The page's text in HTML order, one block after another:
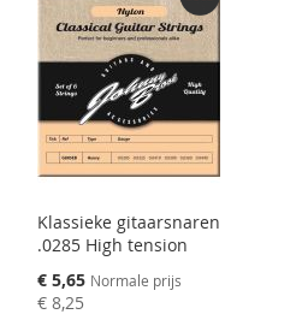
TOEVOEGEN
OM
TE
VERGELIJKEN
Klassieke gitaarsnaren
.0285 High tension
Speciale
prijs
€ 5,65 Normale prijs
€ 8,25